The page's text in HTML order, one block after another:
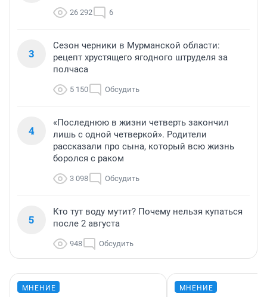
26 292 6
3
Сезон черники в Мурманской области:
рецепт хрустящего ягодного штруделя за
полчаса
5 150 Обсудить
4
«Последнюю в жизни четверть закончил
лишь с одной четверкой». Родители
рассказали про сына, который всю жизнь
боролся с раком
3 098 Обсудить
5
Кто тут воду мутит? Почему нельзя купаться
после 2 августа
948 Обсудить
МНЕНИЕ МНЕНИЕ